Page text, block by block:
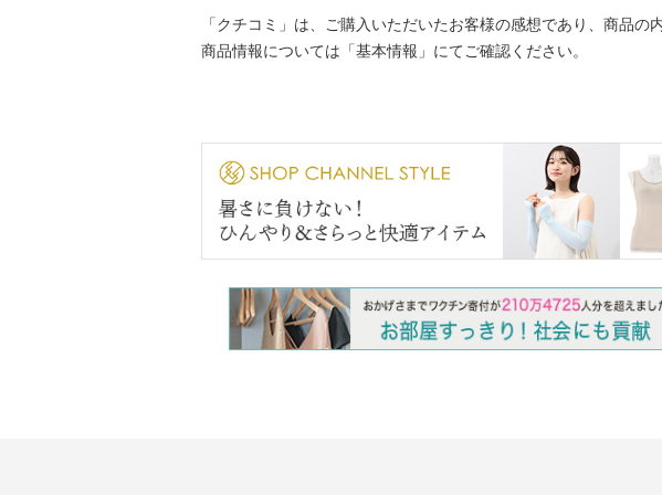
「クチコミ」は、ご購入いただいたお客様の感想であり、商品
商品情報については「基本情報」にてご確認ください。